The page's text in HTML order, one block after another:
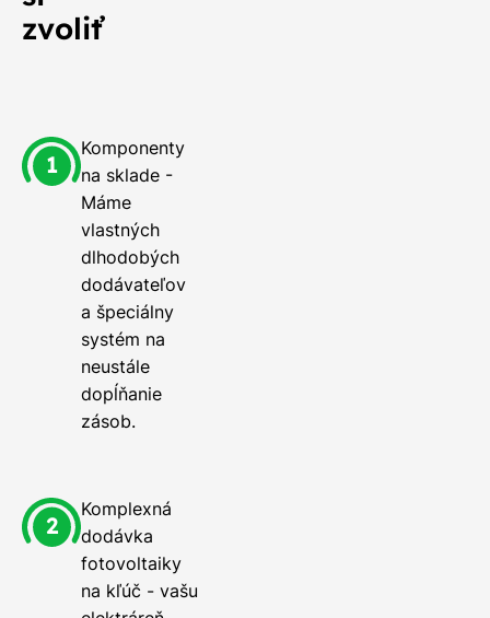
zvoliť
Komponenty
na sklade -
Máme
vlastných
dlhodobých
dodávateľov
a špeciálny
systém na
neustále
dopĺňanie
zásob.
Komplexná
dodávka
fotovoltaiky
na kľúč - vašu